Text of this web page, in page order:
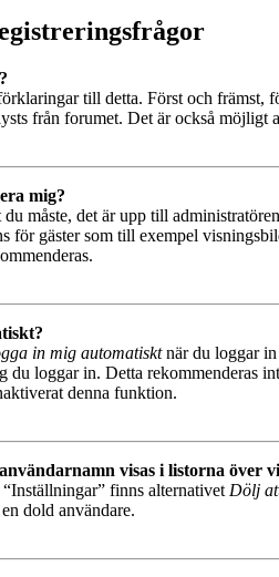
till detta. Först och främst,
från forumet. Det är också möjligt
mig?
du måste, det är upp till
för gäster som till exempel
in mig automatisktnär du loggar in
du loggar in. Detta rekommenderas
denna funktion.
visas i listorna över
finns alternativet Dölj
dold användare.